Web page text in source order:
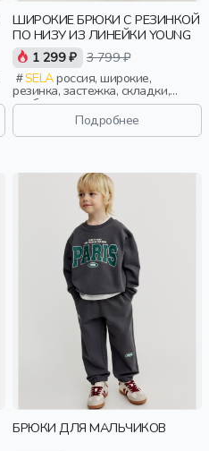
ШИРОКИЕ БРЮКИ С РЕЗИНКОЙ
ПО НИЗУ ИЗ ЛИНЕЙКИ YOUNG
1 299 ₽ 3 799 ₽
SELAроссия, широкие,
резинка, застежка, складки,
свободные, прорези, карман,
пояс, девочки, старшеклассники,
Подробнее
БРЮКИ ДЛЯ МАЛЬЧИКОВ